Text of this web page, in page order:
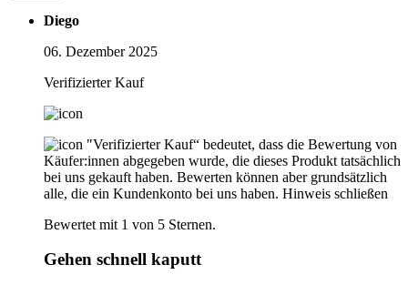
Diego
06. Dezember 2025
Verifizierter Kauf
"Verifizierter Kauf“ bedeutet, dass die Bewertung von
Käufer:innen abgegeben wurde, die dieses Produkt tatsächlich
bei uns gekauft haben. Bewerten können aber grundsätzlich
alle, die ein Kundenkonto bei uns haben. Hinweis schließen
Bewertet mit 1 von 5 Sternen.
Gehen schnell kaputt